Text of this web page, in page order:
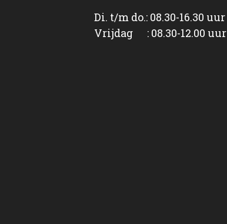
Di. t/m do.: 08.30-16.30 uur
Vrijdag : 08.30-12.00 uur